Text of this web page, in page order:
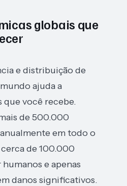
globais que
e distribuição de
ajuda a
que você recebe.
de 500.000
em todo o
de 100.000
e apenas
danos significativos.